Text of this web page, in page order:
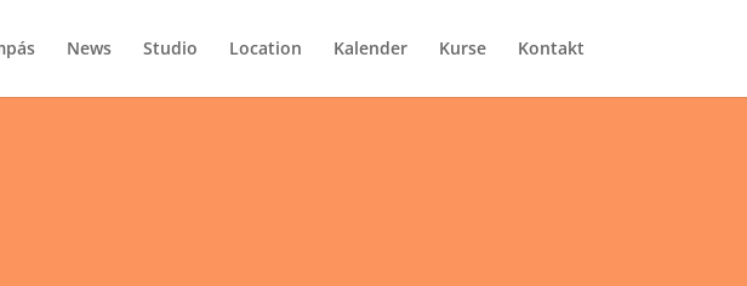
News Studio Location Kalender Kurse Kontakt